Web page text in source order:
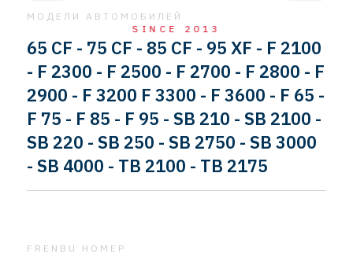
SINCE 2013
МОДЕЛИ АВТОМОБИЛЕЙ
65 CF - 75 CF - 85 CF - 95 XF - F 2100
- F 2300 - F 2500 - F 2700 - F 2800 - F
2900 - F 3200 F 3300 - F 3600 - F 65 -
F 75 - F 85 - F 95 - SB 210 - SB 2100 -
SB 220 - SB 250 - SB 2750 - SB 3000
- SB 4000 - TB 2100 - TB 2175
FRENBU НОМЕР